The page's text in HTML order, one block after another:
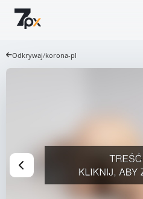
Odkrywaj/korona-pl